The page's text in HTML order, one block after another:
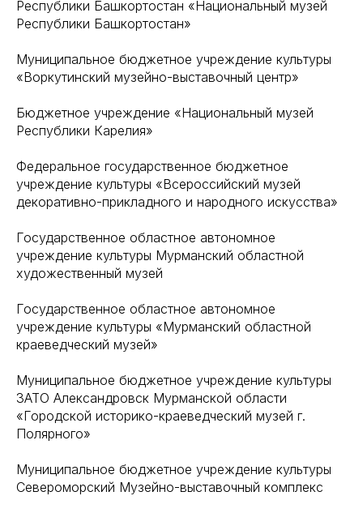
Республики Башкортостан «Национальный музей
Республики Башкортостан»
Муниципальное бюджетное учреждение культуры
«Воркутинский музейно-выставочный центр»
Бюджетное учреждение «Национальный музей
Республики Карелия»
Федеральное государственное бюджетное
учреждение культуры «Всероссийский музей
декоративно-прикладного и народного искусства»
Государственное областное автономное
учреждение культуры Мурманский областной
художественный музей
Государственное областное автономное
учреждение культуры «Мурманский областной
краеведческий музей»
Муниципальное бюджетное учреждение культуры
ЗАТО Александровск Мурманской области
«Городской историко-краеведческий музей г.
Полярного»
Муниципальное бюджетное учреждение культуры
Североморский Музейно-выставочный комплекс